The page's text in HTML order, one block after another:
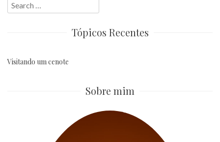
Search
for:
Tópicos Recentes
Visitando um cenote
Sobre mim